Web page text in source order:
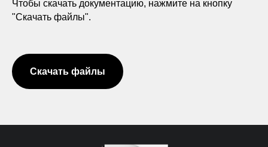
Чтобы скачать документацию, нажмите на кнопку
"Скачать файлы".
Скачать файлы